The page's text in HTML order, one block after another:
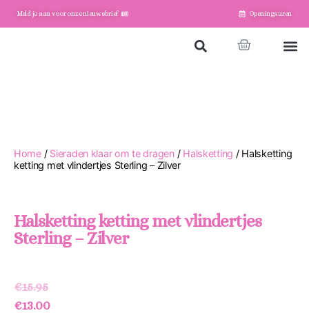
Meld je aan voor onze nieuwsbrief Openingsuren
Home/ Sieraden klaar om te dragen/ Halsketting / Halsketting
ketting met vlindertjes Sterling – Zilver
Halsketting ketting met vlindertjes
Sterling – Zilver
€15.95
€13.00